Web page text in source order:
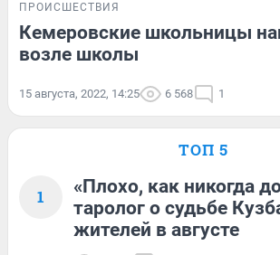
ПРОИСШЕСТВИЯ
Кемеровские школьницы
возле школы
15 августа, 2022, 14:25 6 568 1
ТОП 5
1
«Плохо, как никогда
таролог о судьбе
жителей в августе